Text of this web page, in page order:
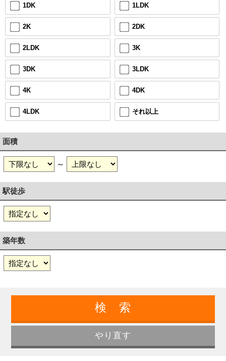
1DK 1LDK
2K 2DK
2LDK 3K
3DK 3LDK
4K 4DK
4LDK それ以上
面積
～
駅徒歩
築年数